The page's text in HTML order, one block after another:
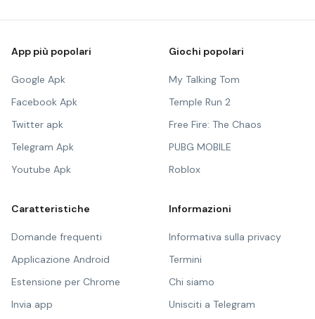
App più popolari
Google Apk
Facebook Apk
Twitter apk
Telegram Apk
Youtube Apk
Giochi popolari
My Talking Tom
Temple Run 2
Free Fire: The Chaos
PUBG MOBILE
Roblox
Caratteristiche
Domande frequenti
Applicazione Android
Estensione per Chrome
Invia app
Informazioni
Informativa sulla privacy
Termini
Chi siamo
Unisciti a Telegram